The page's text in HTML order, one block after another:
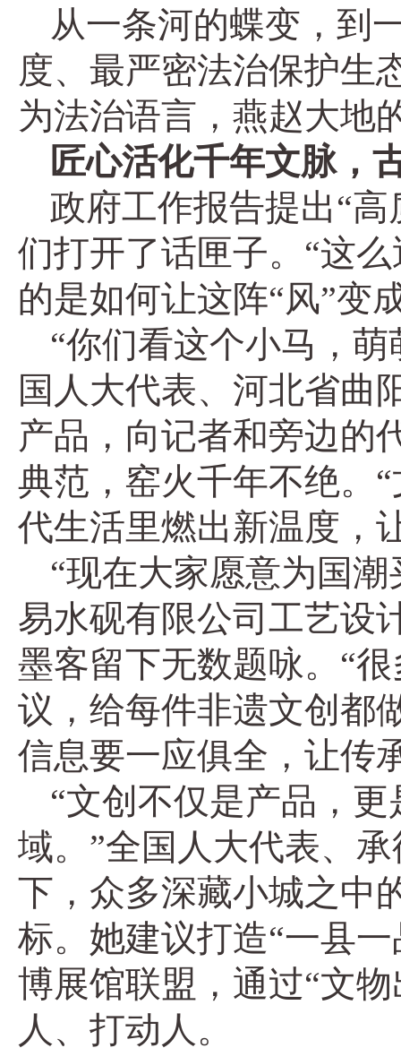
从一条河的蝶变，到
度、最严密法治保护生
为法治语言，燕赵大地
匠心活化千年文脉，
政府工作报告提出“
们打开了话匣子。“这
的是如何让这阵“风”变
“你们看这个小马，
国人大代表、河北省曲
产品，向记者和旁边的
典范，窑火千年不绝。
代生活里燃出新温度，
“现在大家愿意为国
易水砚有限公司工艺设
墨客留下无数题咏。“
议，给每件非遗文创都
信息要一应俱全，让传
“文创不仅是产品，
域。”全国人大代表、
下，众多深藏小城之中
标。她建议打造“一县
博展馆联盟，通过“文
人、打动人。